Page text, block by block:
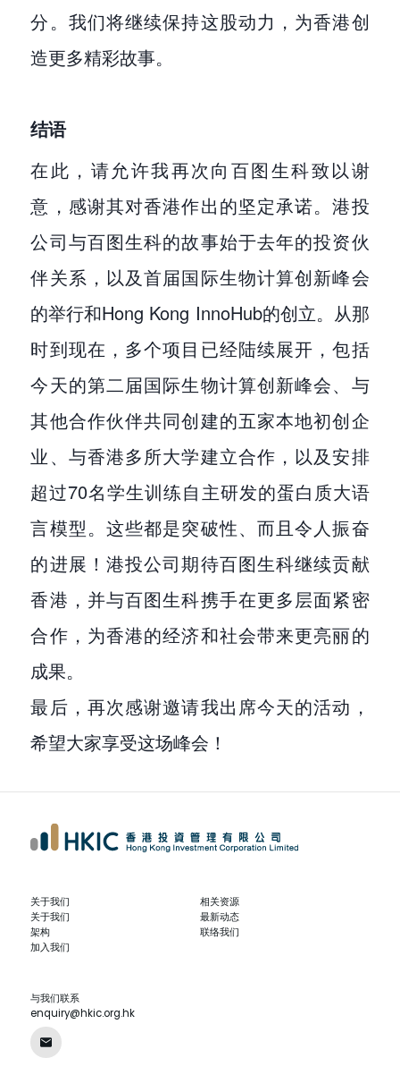
分。我们将继续保持这股动力，为香港创
造更多精彩故事。
结语
在此，请允许我再次向百图生科致以谢
意，感谢其对香港作出的坚定承诺。港投
公司与百图生科的故事始于去年的投资伙
伴关系，以及首届国际生物计算创新峰会
的举行和Hong Kong InnoHub的创立。从那
时到现在，多个项目已经陆续展开，包括
今天的第二届国际生物计算创新峰会、与
其他合作伙伴共同创建的五家本地初创企
业、与香港多所大学建立合作，以及安排
超过70名学生训练自主研发的蛋白质大语
言模型。这些都是突破性、而且令人振奋
的进展！港投公司期待百图生科继续贡献
香港，并与百图生科携手在更多层面紧密
合作，为香港的经济和社会带来更亮丽的
成果。
最后，再次感谢邀请我出席今天的活动，
希望大家享受这场峰会！
关于我们
关于我们
架构
加入我们
相关资源
最新动态
联络我们
与我们联系
enquiry@hkic.org.hk